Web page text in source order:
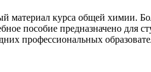
курса общей химии.
пособие предназначено для
профессиональных